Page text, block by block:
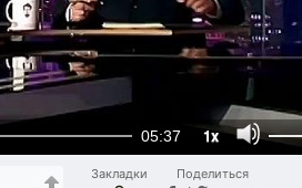
05:37 1x
Закладки Поделиться